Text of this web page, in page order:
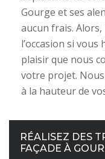
Gourge et ses
aucun frais.
l’occasion si vous
plaisir que nous
votre projet.
à la hauteur de
RÉALISEZ DES
FAÇADE À